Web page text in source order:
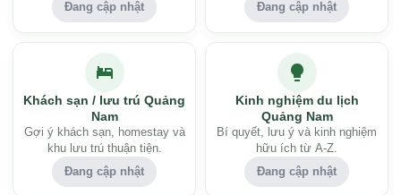
Đang cập nhật Đang cập nhật
Khách sạn / lưu trú Quảng
Nam
Gợi ý khách sạn, homestay và
khu lưu trú thuận tiện.
Đang cập nhật
Kinh nghiệm du lịch
Quảng Nam
Bí quyết, lưu ý và kinh nghiệm
hữu ích từ A-Z.
Đang cập nhật